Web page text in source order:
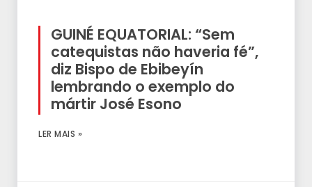
GUINÉ EQUATORIAL: “Sem
catequistas não haveria fé”,
diz Bispo de Ebibeyín
lembrando o exemplo do
mártir José Esono
LER MAIS »